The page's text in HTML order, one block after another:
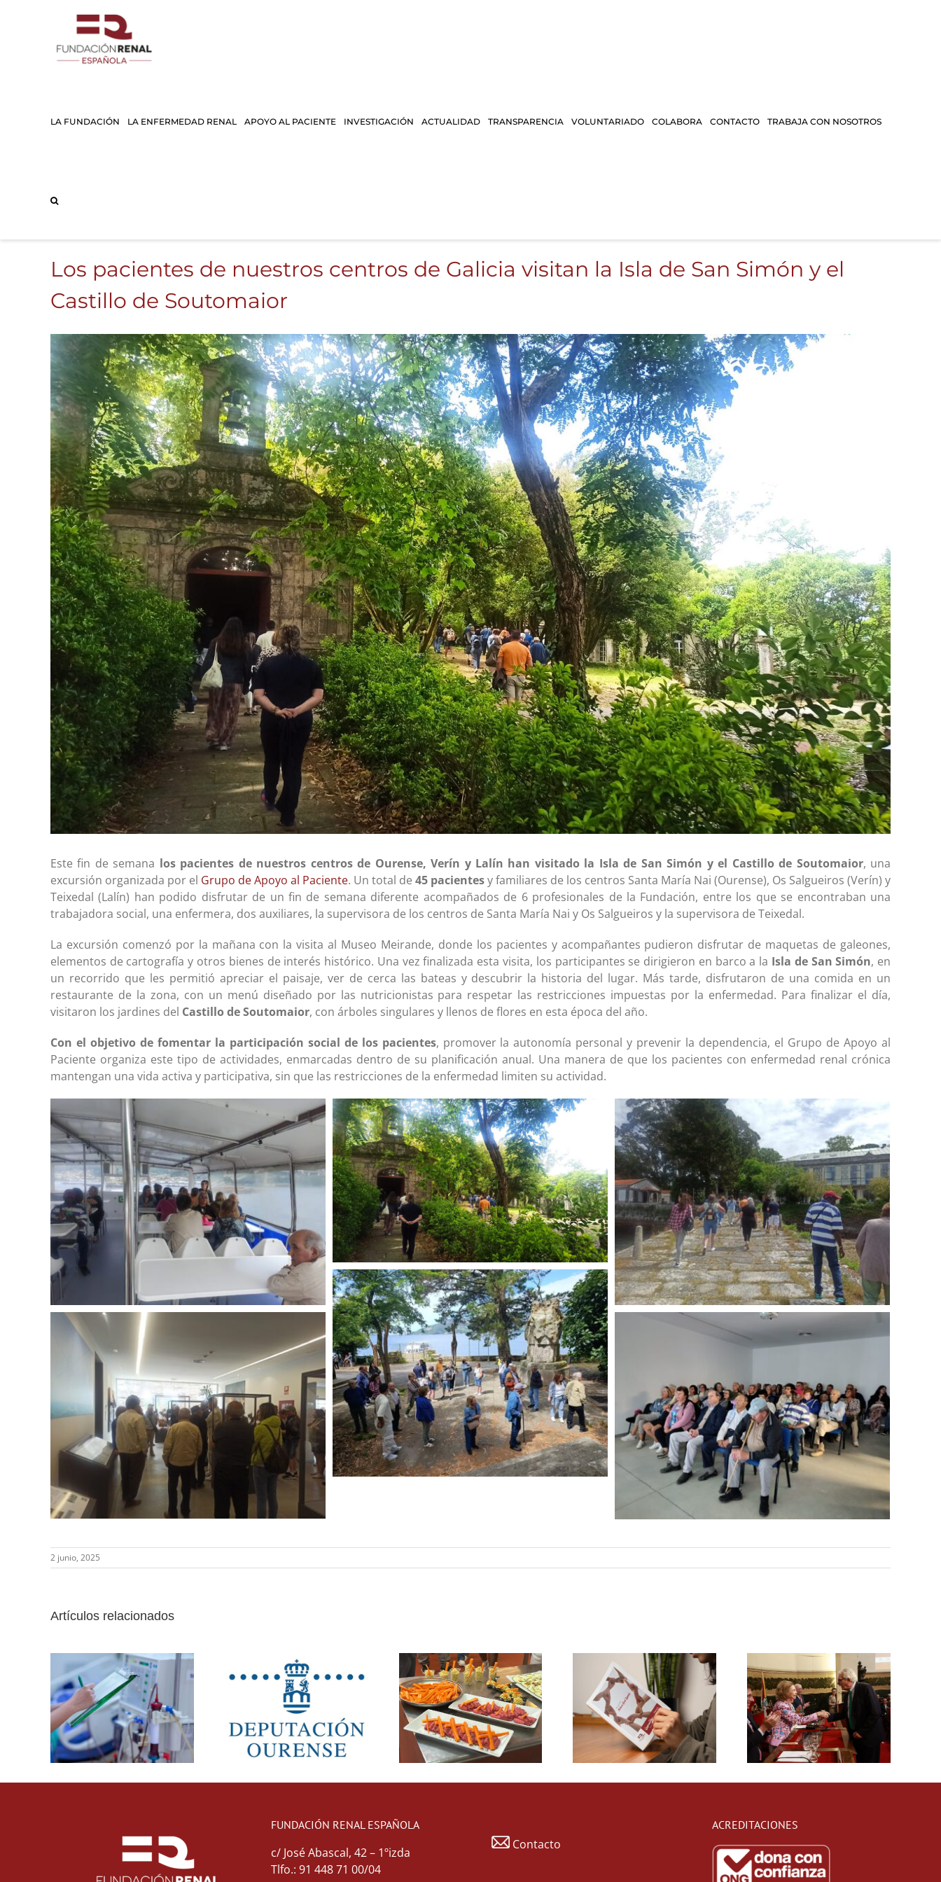
LA FUNDACIÓN LA ENFERMEDAD RENAL APOYO AL PACIENTE INVESTIGACIÓN ACTUALIDAD TRANSPARENCIA VOLUNTARIADO COLABORA CONTACTO TRABAJA CON NOSOTROS
Los pacientes de nuestros centros de Galicia visitan la Isla de San Simón y el
Castillo de Soutomaior
Este fin de semana los pacientes de nuestros centros de Ourense, Verín y Lalín han visitado la Isla de San Simón y el Castillo de Soutomaior, una
excursión organizada por el Grupo de Apoyo al Paciente. Un total de 45 pacientesy familiares de los centros Santa María Nai (Ourense), Os Salgueiros (Verín) y
Teixedal (Lalín) han podido disfrutar de un fin de semana diferente acompañados de 6 profesionales de la Fundación, entre los que se encontraban una
trabajadora social, una enfermera, dos auxiliares, la supervisora de los centros de Santa María Nai y Os Salgueiros y la supervisora de Teixedal.
La excursión comenzó por la mañana con la visita al Museo Meirande, donde los pacientes y acompañantes pudieron disfrutar de maquetas de galeones,
elementos de cartografía y otros bienes de interés histórico. Una vez finalizada esta visita, los participantes se dirigieron en barco a la Isla de San Simón, en
un recorrido que les permitió apreciar el paisaje, ver de cerca las bateas y descubrir la historia del lugar. Más tarde, disfrutaron de una comida en un
restaurante de la zona, con un menú diseñado por las nutricionistas para respetar las restricciones impuestas por la enfermedad. Para finalizar el día,
visitaron los jardines del Castillo de Soutomaior, con árboles singulares y llenos de flores en esta época del año.
Con el objetivo de fomentar la participación social de los pacientes, promover la autonomía personal y prevenir la dependencia, el Grupo de Apoyo al
Paciente organiza este tipo de actividades, enmarcadas dentro de su planificación anual. Una manera de que los pacientes con enfermedad renal crónica
mantengan una vida activa y participativa, sin que las restricciones de la enfermedad limiten su actividad.
2 junio, 2025
Artículos relacionados
FUNDACIÓN RENAL ESPAÑOLA
c/ José Abascal, 42 – 1ºizda
Tlfo.: 91 448 71 00/04
Contacto
ACREDITACIONES